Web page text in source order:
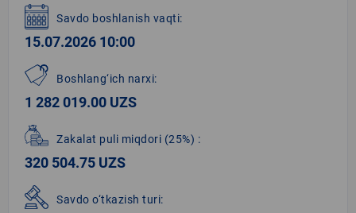
Savdo boshlanish vaqti:
15.07.2026 10:00
Boshlang‘ich narxi:
1 282 019.00 UZS
Zakalat puli miqdori (25%) :
320 504.75 UZS
Savdo o‘tkazish turi: